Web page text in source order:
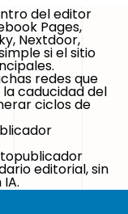
del editor
Pages,
Nextdoor,
si el sitio
redes que
caducidad del
ciclos de
editorial, sin